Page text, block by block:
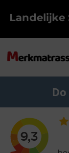
Landelijke